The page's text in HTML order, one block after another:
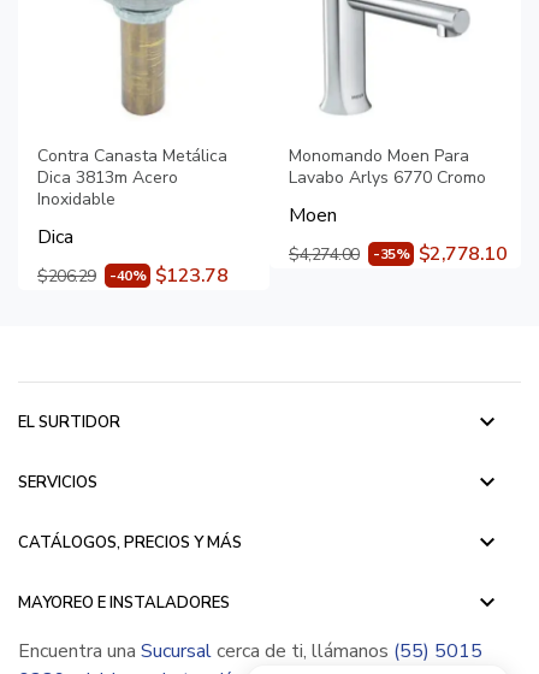
Contra Canasta Metálica
Dica 3813m Acero
Inoxidable
Dica
$206.29 -40% $123.78
Monomando Moen Para
Lavabo Arlys 6770 Cromo
Moen
$4,274.00 -35% $2,778.10
EL SURTIDOR keyboard_arrow_down
SERVICIOS keyboard_arrow_down
CATÁLOGOS, PRECIOS Y MÁS keyboard_arrow_down
MAYOREO E INSTALADORES keyboard_arrow_down
Encuentra una Sucursalcerca de ti, llámanos (55) 5015